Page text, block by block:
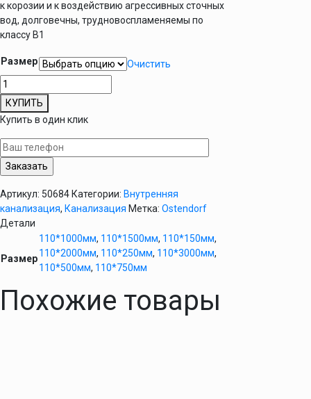
к корозии и к воздействию агрессивных сточных
вод, долговечны, трудновоспламеняемы по
классу B1
Размер
Очистить
Количество
товара
Труба
канализационная
D
110
мм
HT
внутренняя
КУПИТЬ
Купить в один клик
Артикул: 50684 Категории: Внутренняя
канализация, Канализация Метка: Ostendorf
Детали
Размер
110*1000мм, 110*1500мм, 110*150мм,
110*2000мм, 110*250мм, 110*3000мм,
110*500мм, 110*750мм
Похожие товары